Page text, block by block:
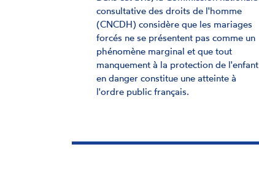
consultative des droits de l'homme
(CNCDH) considère que les mariages
forcés ne se présentent pas comme un
phénomène marginal et que tout
manquement à la protection de l'enfant
en danger constitue une atteinte à
l'ordre public français.